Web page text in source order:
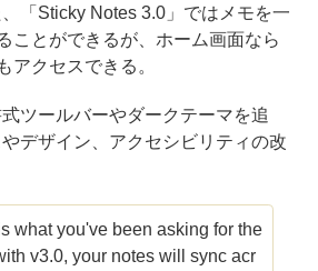
「Sticky Notes 3.0」ではメモを一
ことができるが、ホーム画面なら
アクセスできる。
ツールバーやダークテーマを追
デザイン、アクセシビリティの改
what you've been asking for the
v3.0, your notes will sync acr